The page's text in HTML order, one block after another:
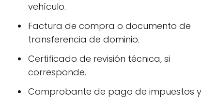
vehículo.
Factura de compra o documento de
transferencia de dominio.
Certificado de revisión técnica, si
corresponde.
Comprobante de pago de impuestos y